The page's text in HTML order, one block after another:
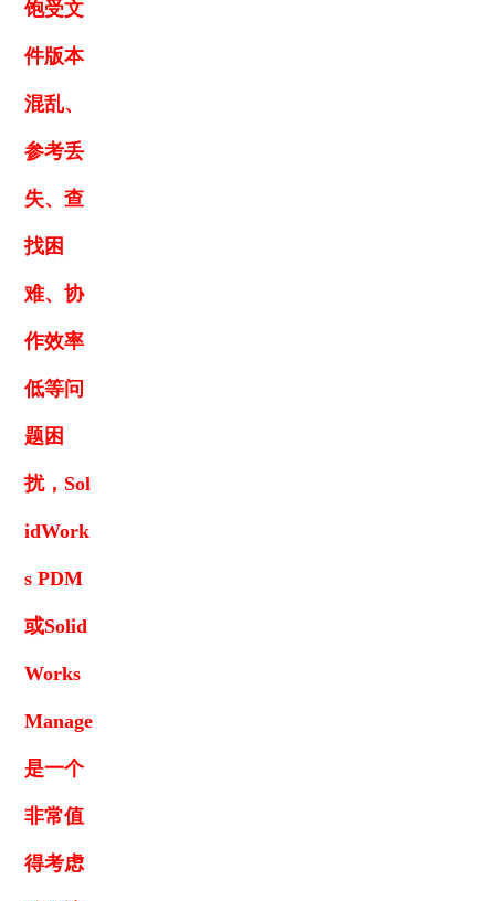
饱受文
件版本
混乱、
参考丢
失、查
找困
难、协
作效率
低等问
题困
扰，Sol
idWork
s PDM
或Solid
Works
Manage
是一个
非常值
得考虑